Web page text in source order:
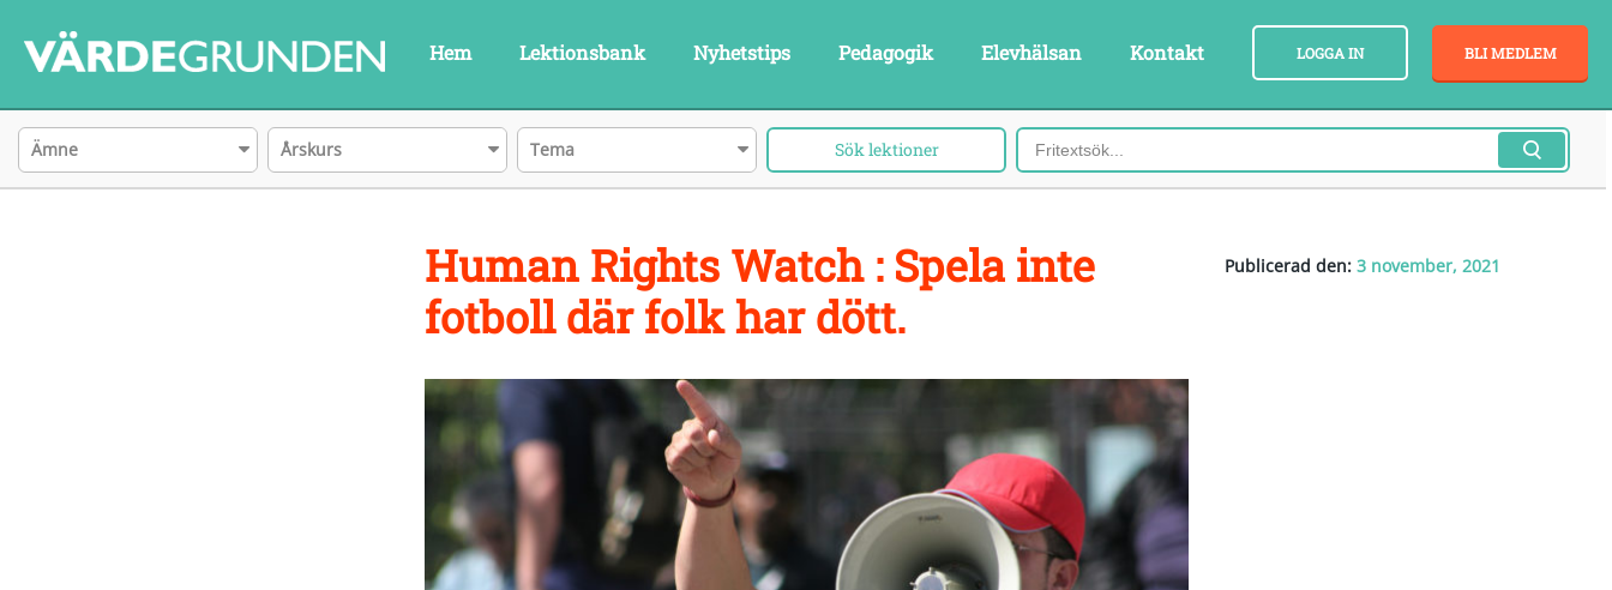
BLI MEDLEM
LOGGA IN
Hem Lektionsbank Nyhetstips Pedagogik Elevhälsan Kontakt
Ämne Årskurs Tema
Publicerad den: 3 november, 2021
Human Rights Watch : Spela inte
fotboll där folk har dött.